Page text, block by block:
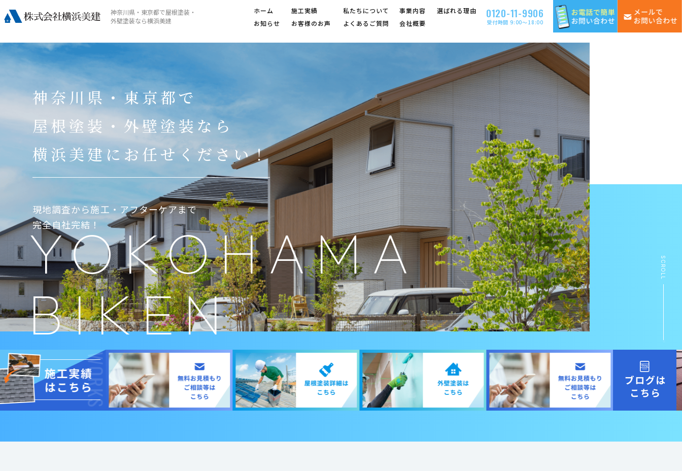
神奈川県・東京都で屋根塗装・
外壁塗装なら横浜美建
ホーム 施工実績 私たちについて 事業内容
選ばれる理由
お知らせ
お客様のお声 よくあるご質問 会社概要
0120-11-9906
受付時間 9:00〜18:00
YOKOHAMA
BIKEN
神奈川県・東京都で
屋根塗装・外壁塗装なら
横浜美建にお任せください！
現地調査から施工・アフターケアまで
完全自社完結！
SCROLL